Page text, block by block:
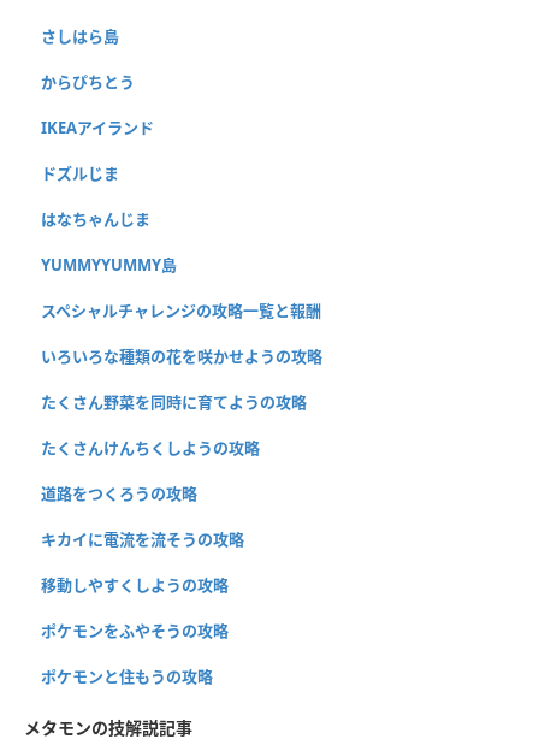
さしはら島
からぴちとう
IKEAアイランド
ドズルじま
はなちゃんじま
YUMMYYUMMY島
スペシャルチャレンジの攻略一覧と報酬
いろいろな種類の花を咲かせようの攻略
たくさん野菜を同時に育てようの攻略
たくさんけんちくしようの攻略
道路をつくろうの攻略
キカイに電流を流そうの攻略
移動しやすくしようの攻略
ポケモンをふやそうの攻略
ポケモンと住もうの攻略
メタモンの技解説記事